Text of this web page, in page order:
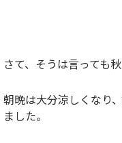
さて、そうは言っても
朝晩は大分涼しくなり
ました。